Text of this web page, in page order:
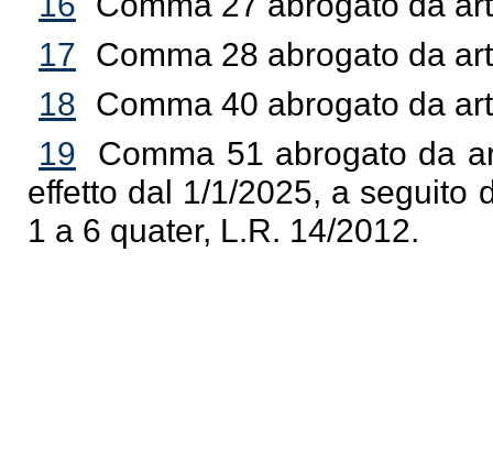
17 Comma 28 abrogato da
18 Comma 40 abrogato da
19
Comma 51 abrogato da
effetto dal 1/1/2025, a seguito
1 a 6 quater, L.R. 14/2012.